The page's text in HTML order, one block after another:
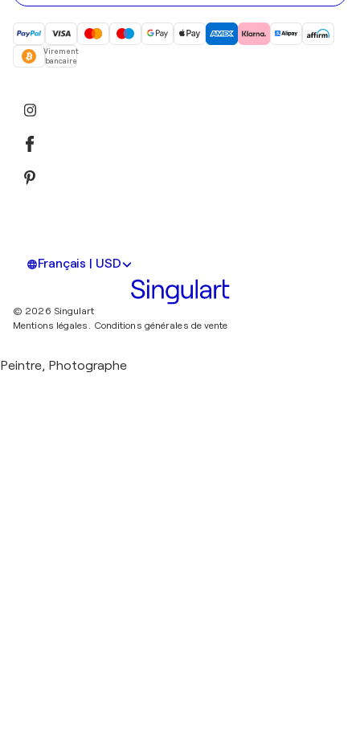
Virement
bancaire
Français | USD
© 2026 Singulart
Mentions légales. Conditions générales de vente
Peintre, Photographe